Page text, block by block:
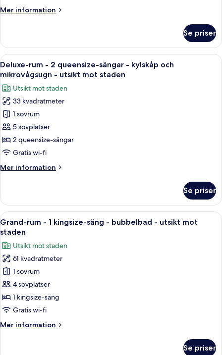
-
mikrovågsugn
-
utsikt
mot
staden
Mer information
Mer
rum
1
queensize-
-
kylskåp
och
mikrovågsugn
mot
staden
Se priser
Öppna
alla
foton
för
Deluxe-
rum
-
2
queensize-
-
mikrovågsugn
-
utsikt
mot
staden
Ett hotellrum med en säng, ett
6
Deluxe-rum - 2 queensize-sängar - kylskåp och
mikrovågsugn - utsikt mot staden
Utsikt mot staden
33 kvadratmeter
1 sovrum
5 sovplatser
2 queensize-sängar
Gratis wi-fi
Mer information
Mer
rum
2
queensize-
-
kylskåp
och
mikrovågsugn
mot
staden
Se priser
Öppna
alla
foton
för
Grand-
rum
-
1
kingsize-
-
En modern hotellobby med en
6
Grand-rum - 1 kingsize-säng - bubbelbad - utsikt mot
staden
Utsikt mot staden
61 kvadratmeter
1 sovrum
4 sovplatser
1 kingsize-säng
Gratis wi-fi
Mer information
Mer
Se priser